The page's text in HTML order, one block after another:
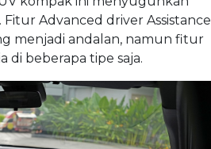
Advanced driver Assistance
menjadi andalan, namun fitur
di beberapa tipe saja.